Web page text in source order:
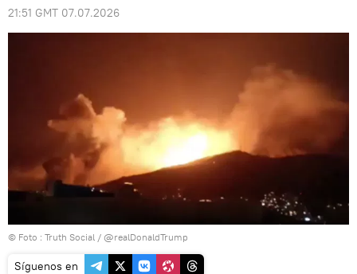
21:51 GMT 07.07.2026
© Foto : Truth Social / @realDonaldTrump
Síguenos en